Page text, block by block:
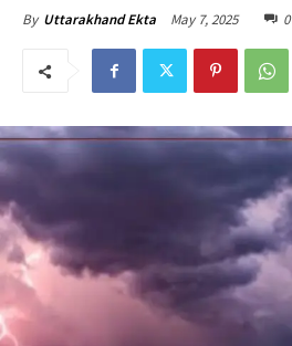
By Uttarakhand Ekta May 7, 2025 0